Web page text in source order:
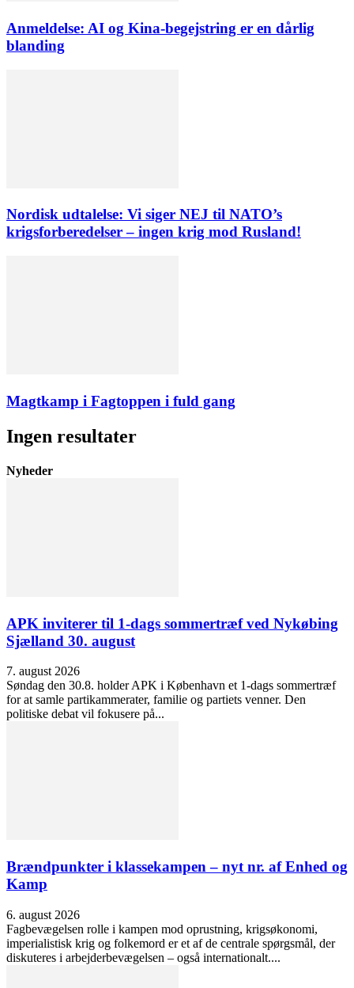
Anmeldelse: AI og Kina-begejstring er en dårlig
blanding
Nordisk udtalelse: Vi siger NEJ til NATO’s
krigsforberedelser – ingen krig mod Rusland!
Magtkamp i Fagtoppen i fuld gang
Ingen resultater
Nyheder
APK inviterer til 1-dags sommertræf ved Nykøbing
Sjælland 30. august
7. august 2026
Søndag den 30.8. holder APK i København et 1-dags sommertræf
for at samle partikammerater, familie og partiets venner. Den
politiske debat vil fokusere på...
Brændpunkter i klassekampen – nyt nr. af Enhed og
Kamp
6. august 2026
Fagbevægelsen rolle i kampen mod oprustning, krigsøkonomi,
imperialistisk krig og folkemord er et af de centrale spørgsmål, der
diskuteres i arbejderbevægelsen – også internationalt....